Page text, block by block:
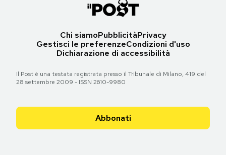
Chi siamoPubblicitàPrivacy
Gestisci le preferenzeCondizioni d'uso
Dichiarazione di accessibilità
Il Post è una testata registrata presso il Tribunale di Milano, 419 del
28 settembre 2009 - ISSN 2610-9980
Abbonati